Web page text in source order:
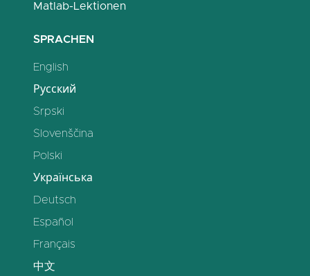
Matlab-Lektionen
SPRACHEN
English
Русский
Srpski
Slovenščina
Polski
Українська
Deutsch
Español
Français
中文